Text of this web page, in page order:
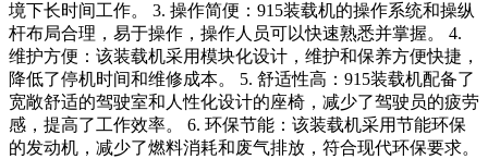
境下长时间工作。 3. 操作简便：915装载机的操作系统和操纵
杆布局合理，易于操作，操作人员可以快速熟悉并掌握。 4.
维护方便：该装载机采用模块化设计，维护和保养方便快捷，
降低了停机时间和维修成本。 5. 舒适性高：915装载机配备了
宽敞舒适的驾驶室和人性化设计的座椅，减少了驾驶员的疲劳
感，提高了工作效率。 6. 环保节能：该装载机采用节能环保
的发动机，减少了燃料消耗和废气排放，符合现代环保要求。